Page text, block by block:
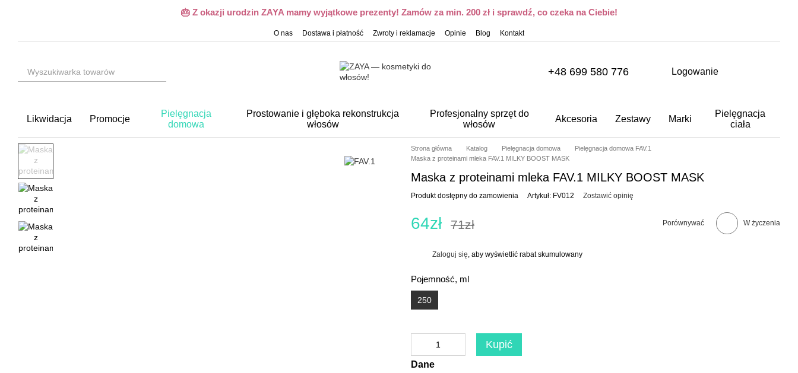
🎂 Z okazji urodzin ZAYA mamy wyjątkowe prezenty! Zamów za min. 200 zł i sprawdź, co czeka na Ciebie!
O nas Dostawa i płatność Zwroty i reklamacje Opinie Blog Kontakt
+48 699 580 776 Logowanie
Likwidacja Promocje
Pielęgnacja
domowa
Prostowanie i głęboka rekonstrukcja
włosów
Profesjonalny sprzęt do
włosów
Akcesoria Zestawy Marki
Pielęgnacja
ciała
Strona główna Katalog Pielęgnacja domowa
Pielęgnacja domowa FAV.1
Maska z proteinami mleka FAV.1 MILKY BOOST MASK
Maska z proteinami mleka FAV.1 MILKY BOOST MASK
Produkt dostępny do zamowienia Artykuł: FV012 Zostawić opinię
64zł 71zł Porównywać W życzenia
Zaloguj się , aby wyświetlić rabat skumulowany
Pojemność, ml
250
Kupić
Dane